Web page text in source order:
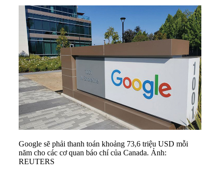
Google sẽ phải thanh toán khoảng 73,6 triệu USD mỗi
năm cho các cơ quan báo chí của Canada. Ảnh:
REUTERS